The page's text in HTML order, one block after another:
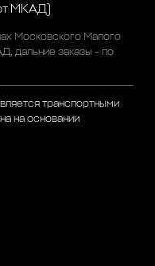
МКАД)
Московского Малого
дальние заказы - по
транспортными
на основании